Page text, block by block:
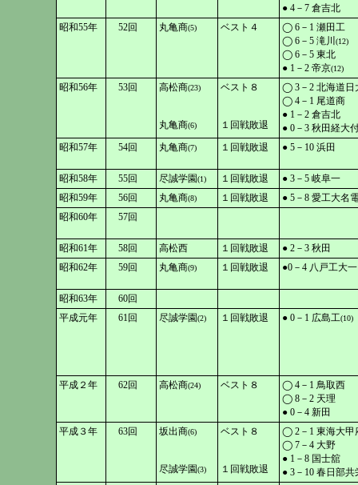
● 4－7 倉吉北
昭和55年
52回 丸亀商(5) ベスト４
◯ 6－1 瀬田工
◯ 6－5 滝川 (12)
◯ 6－5 東北
● 1－2 帝京(12)
昭和56年 53回 高松商(23)
丸亀商(6)
ベスト８
１回戦敗退
◯ 3－2 北海道日
◯ 4－1 尾道商
● 1－2 倉吉北
● 0－3 秋田経大
昭和57年
54回 丸亀商(7) １回戦敗退 ● 5－10 浜田
昭和58年 55回 尽誠学園(1) １回戦敗退
● 3－5 岐阜一
昭和59年
56回 丸亀商(8) １回戦敗退
● 5－8 愛工大名
昭和60年
57回
昭和61年 58回 高松西 １回戦敗退
● 2－3 秋田
昭和62年
59回 丸亀商(9) １回戦敗退 ●0－4 八戸工大一
昭和63年
60回
平成元年
61回 尽誠学園(2) １回戦敗退 ● 0－1 広島工(10)
平成２年 62回 高松商(24) ベスト８
◯ 4－1 鳥取西
◯ 8－2 天理
● 0－4 新田
平成３年
63回 坂出商(6)
尽誠学園(3)
ベスト８
１回戦敗退
◯ 2－1 東海大甲
◯ 7－4 大野
● 1－8 国士舘
● 3－10 春日部共